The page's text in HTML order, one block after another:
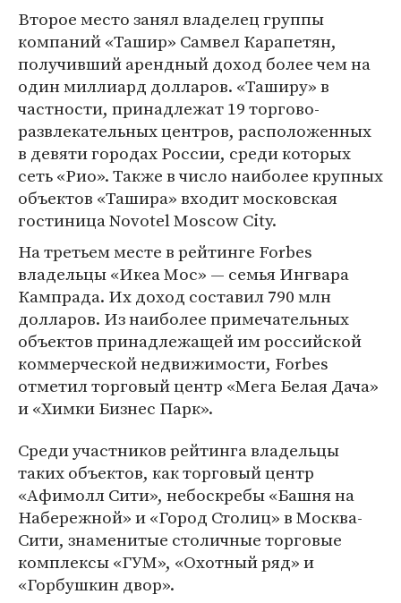
Второе место занял владелец группы
компаний «Ташир» Самвел Карапетян,
получивший арендный доход более чем на
один миллиард долларов. «Таширу» в
частности, принадлежат 19 торгово-
развлекательных центров, расположенных
в девяти городах России, среди которых
сеть «Рио». Также в число наиболее крупных
объектов «Ташира» входит московская
гостиница Novotel Moscow City.
На третьем месте в рейтинге Forbes
владельцы «Икеа Мос» — семья Ингвара
Кампрада. Их доход составил 790 млн
долларов. Из наиболее примечательных
объектов принадлежащей им российской
коммерческой недвижимости, Forbes
отметил торговый центр «Мега Белая Дача»
и «Химки Бизнес Парк».
Среди участников рейтинга владельцы
таких объектов, как торговый центр
«Афимолл Сити», небоскребы «Башня на
Набережной» и «Город Столиц» в Москва-
Сити, знаменитые столичные торговые
комплексы «ГУМ», «Охотный ряд» и
«Горбушкин двор».